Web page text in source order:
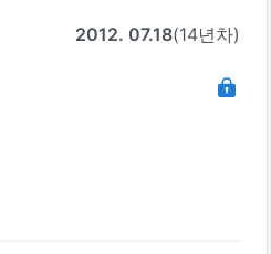
2012. 07.18(14년차)